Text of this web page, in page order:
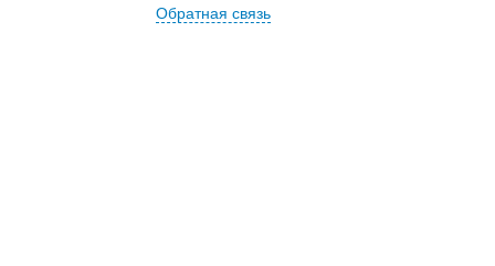
Обратная связь